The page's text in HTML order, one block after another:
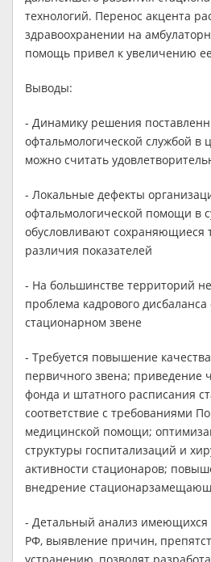
технологий. Перенос акцента
здравоохранении на
помощь привел к увеличению
Выводы:
- Динамику решения
офтальмологической службой в
можно считать
- Локальные дефекты
офтальмологической помощи в
обусловливают сохраняющиеся
различия показателей
- На большинстве территорий
проблема кадрового
стационарном звене
- Требуется повышение
первичного звена; приведение
фонда и штатного расписания
соответствие с требованиями
медицинской помощи;
структуры госпитализаций и
активности стационаров;
внедрение
- Детальный анализ имеющихся
РФ, выявление причин,